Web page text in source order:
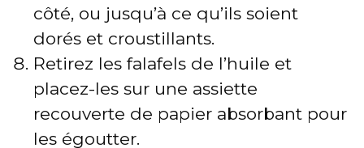
côté, ou jusqu’à ce qu’ils soient
dorés et croustillants.
Retirez les falafels de l’huile et
placez-les sur une assiette
recouverte de papier absorbant pour
les égoutter.